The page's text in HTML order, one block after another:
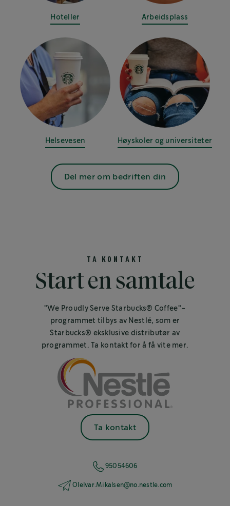
Hoteller Arbeidsplass
Helsevesen Høyskoler og universiteter
Del mer om bedriften din
TA KONTAKT
Start en samtale
"We Proudly Serve Starbucks® Coffee"-
programmet tilbys av Nestlé, som er
Starbucks® eksklusive distributør av
programmet. Ta kontakt for å få vite mer.
Ta kontakt
95054606
OleIvar.Mikalsen@no.nestle.com